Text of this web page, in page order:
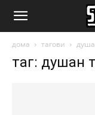
SuperSport.mk
дома тагови
таг: душан